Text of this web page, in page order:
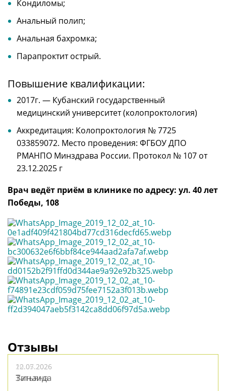
Кондиломы;
Анальный полип;
Анальная бахромка;
Парапроктит острый.
Повышение квалификации:
2017г. — Кубанский государственный
медицинский университет (колопроктология)
Аккредитация: Колопроктология № 7725
033859072. Место проведения: ФГБОУ ДПО
РМАНПО Минздрава России. Протокол № 107 от
23.12.2025 г
Врач ведёт приём в клинике по адресу: ул. 40 лет
Победы, 108
Отзывы
12.07.2026
Зинаида
27.06.2026
Кристина
05.06.2026
Анфиса
20.05.2026
Татьяна